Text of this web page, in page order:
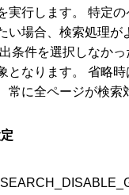
実行します。 特定
い場合、検索処理が
条件を選択しなか
となります。 省略
常に全ページが検索